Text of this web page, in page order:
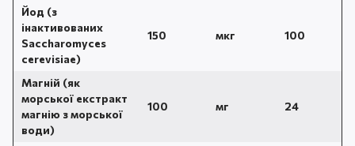
Йод (з
інактивованих
Saccharomyces
cerevisiae)
150 мкг 100
Магній (як
морської екстракт
магнію з морської
води)
100 мг 24